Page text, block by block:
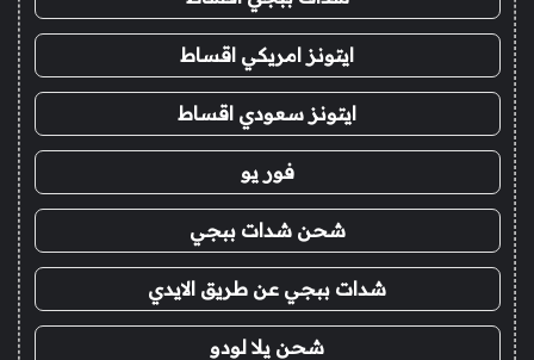
ايتونز امريكي اقساط
ايتونز سعودي اقساط
فور يو
شحن شدات ببجي
شدات ببجي عن طريق الايدي
شحن يلا لودو